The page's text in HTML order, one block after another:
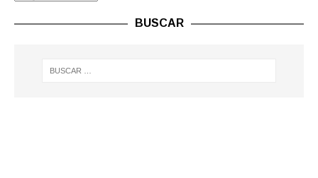
BUSCAR